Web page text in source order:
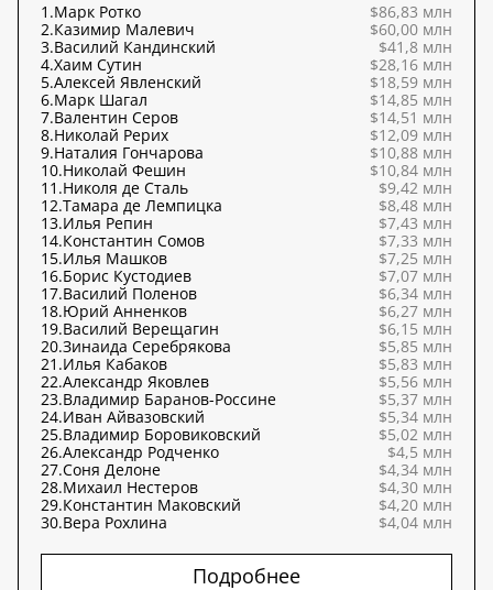
1.Марк Ротко
$86,83 млн
2.Казимир Малевич
$60,00 млн
3.Василий Кандинский
$41,8 млн
4.Хаим Сутин
$28,16 млн
5.Алексей Явленский
$18,59 млн
6.Марк Шагал
$14,85 млн
7.Валентин Серов
$14,51 млн
8.Николай Рерих
$12,09 млн
9.Наталия Гончарова
$10,88 млн
10.Николай Фешин
$10,84 млн
11.Николя де Сталь
$9,42 млн
12.Тамара де Лемпицка
$8,48 млн
13.Илья Репин
$7,43 млн
14.Константин Сомов
$7,33 млн
15.Илья Машков
$7,25 млн
16.Борис Кустодиев
$7,07 млн
17.Василий Поленов
$6,34 млн
18.Юрий Анненков
$6,27 млн
19.Василий Верещагин
$6,15 млн
20.Зинаида Серебрякова
$5,85 млн
21.Илья Кабаков
$5,83 млн
22.Александр Яковлев
$5,56 млн
23.Владимир Баранов-Россине
$5,37 млн
24.Иван Айвазовский
$5,34 млн
25.Владимир Боровиковский
$5,02 млн
26.Александр Родченко
$4,5 млн
27.Соня Делоне
$4,34 млн
28.Михаил Нестеров
$4,30 млн
29.Константин Маковский
$4,20 млн
30.Вера Рохлина $4,04 млн
Подробнее